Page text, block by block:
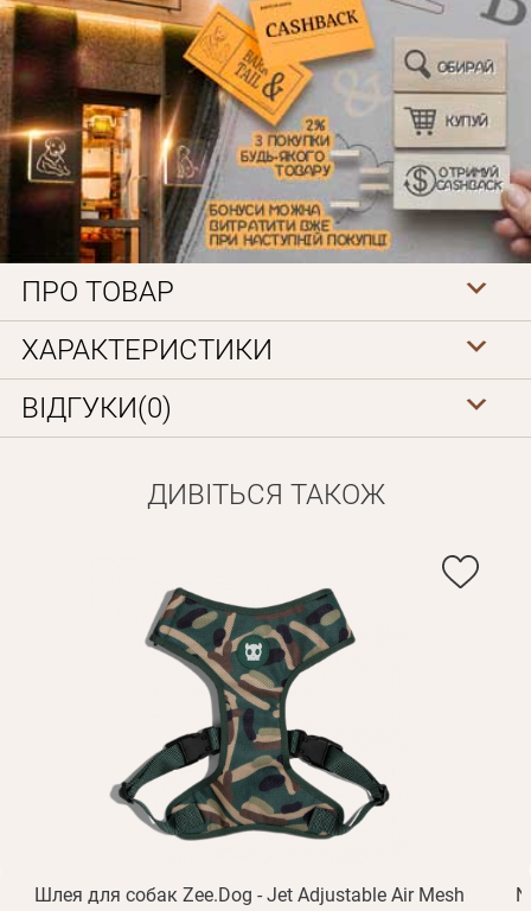
ПРО ТОВАР
ХАРАКТЕРИСТИКИ
ВІДГУКИ(0)
ДИВІТЬСЯ ТАКОЖ
Шлея для собак Zee.Dog - Jet Adjustable Air Mesh
Відправити
Увійти
Реєстрація
або з допомогою
Особисті дані
Отримувати повідомлення про новинки, знижки, акції
Відправити
Згадали пароль?
Вам на пошту буде відправлено лист з посиланням для
підтвердження реєстрації.
Не прийшов лист?Повторити відправку
Дані не підв'язані до одного облікового запису, або ваш
обліковий запис не підтверджена